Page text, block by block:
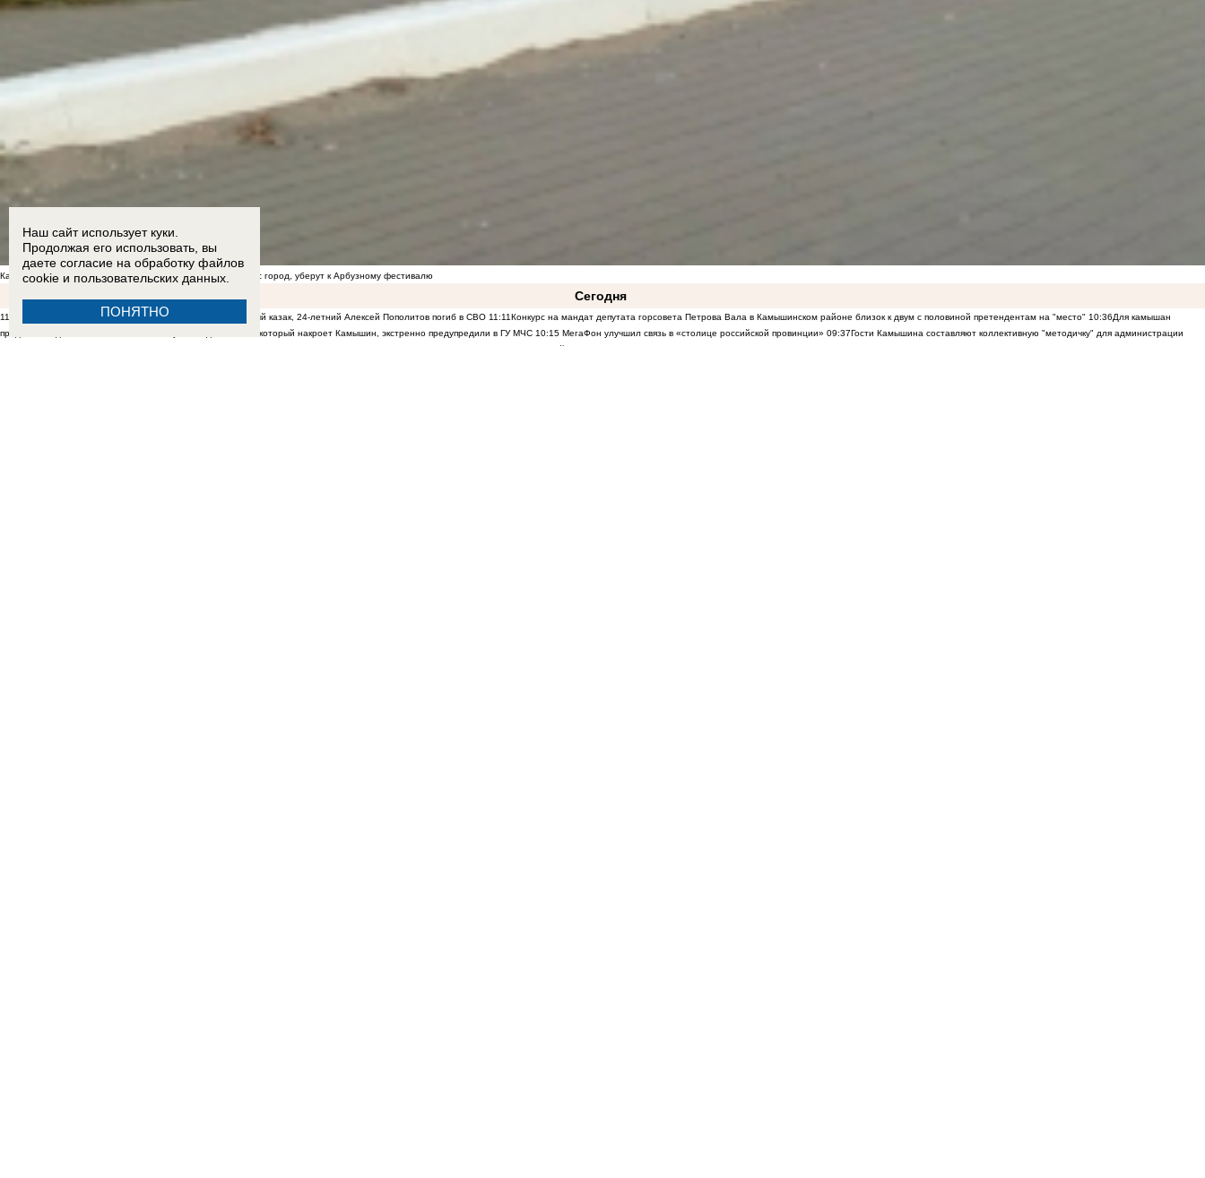
Камышане предположили, что сорную траву, которой зарос город, уберут к Арбузному фестивалю
Сегодня
11:37 Сын депутата Волгоградской Облдумы, потомственный казак, 24-летний Алексей Пополитов погиб в СВО 11:11Конкурс на мандат депутата горсовета Петрова Вала в Камышинском районе близок к двум с половиной претендентам на "место" 10:36Для камышан
продолжает дешеветь бензин
О сумасшедшем зное, который накроет Камышин, экстренно предупредили в ГУ МЧС 10:15 МегаФон улучшил связь в «столице российской провинции» 09:37Гости Камышина составляют коллективную "методичку" для администрации
«Очень и очень давно назрело»: Путин сделал ряд важных изменений в руководстве СВО и тылом. Первая реакция в обществе
Наш сайт использует куки.
Продолжая его использовать, вы
даете согласие на обработку файлов
cookie и пользовательских данных.
ПОНЯТНО